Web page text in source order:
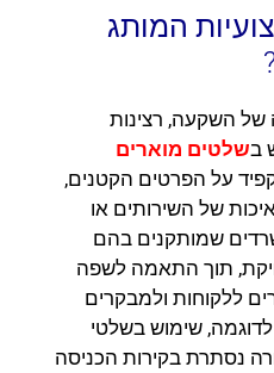
המותג
של השקעה, רצינות
בשלטים מוארים
על הפרטים הקטנים,
של השירותים או
שמותקנים בהם
תוך התאמה לשפה
ללקוחות ולמבקרים
לדוגמה, שימוש בשלטי
נסתרת בקירות הכניסה